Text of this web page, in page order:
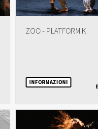
ZOO - PLATFORM K
INFORMAZIONI